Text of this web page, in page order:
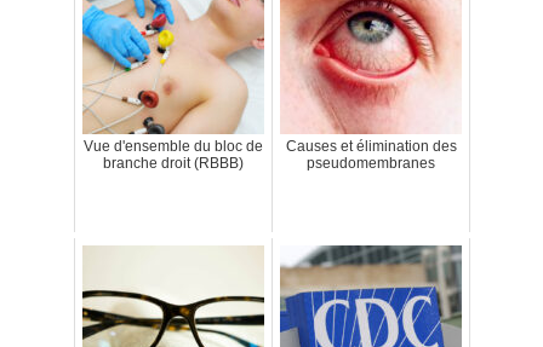
Vue d'ensemble du bloc de
branche droit (RBBB)
Causes et élimination des
pseudomembranes